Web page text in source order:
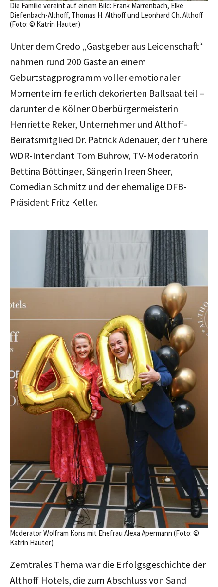
Die Familie vereint auf einem Bild: Frank Marrenbach, Elke
Diefenbach-Althoff, Thomas H. Althoff und Leonhard Ch. Althoff
(Foto: © Katrin Hauter)
Unter dem Credo „Gastgeber aus Leidenschaft“
nahmen rund 200 Gäste an einem
Geburtstagprogramm voller emotionaler
Momente im feierlich dekorierten Ballsaal teil –
darunter die Kölner Oberbürgermeisterin
Henriette Reker, Unternehmer und Althoff-
Beiratsmitglied Dr. Patrick Adenauer, der frühere
WDR-Intendant Tom Buhrow, TV-Moderatorin
Bettina Böttinger, Sängerin Ireen Sheer,
Comedian Schmitz und der ehemalige DFB-
Präsident Fritz Keller.
Moderator Wolfram Kons mit Ehefrau Alexa Apermann (Foto: ©
Katrin Hauter)
Zemtrales Thema war die Erfolgsgeschichte der
Althoff Hotels, die zum Abschluss von Sand